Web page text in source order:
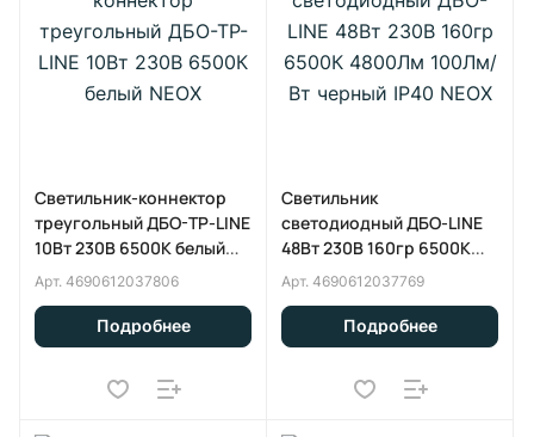
Светильник-коннектор
треугольный ДБО-ТР-LINE
10Вт 230В 6500К белый
NEOX
Арт. 4690612037806
Подробнее
Светильник
светодиодный ДБО-LINE
48Вт 230В 160гр 6500К
4800Лм 100Лм/Вт черный
IP40 NEOX
Арт. 4690612037769
Подробнее